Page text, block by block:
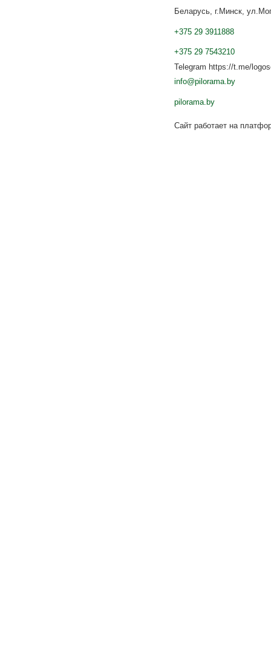
Беларусь, г.Минск,
+375 29 3911888
+375 29 7543210
Telegram https://t.me/
info@pilorama.by
pilorama.by
Сайт работает на